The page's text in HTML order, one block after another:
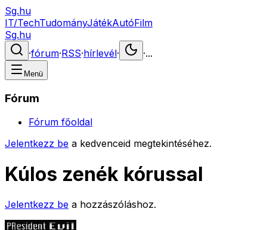
Sg.hu
IT/TechTudományJátékAutóFilm
Sg.hu
·fórum·RSS·hírlevél· ·...
Menü
Fórum
Fórum főoldal
Jelentkezz be a kedvenceid megtekintéséhez.
Kúlos zenék kórussal
Jelentkezz be a hozzászóláshoz.